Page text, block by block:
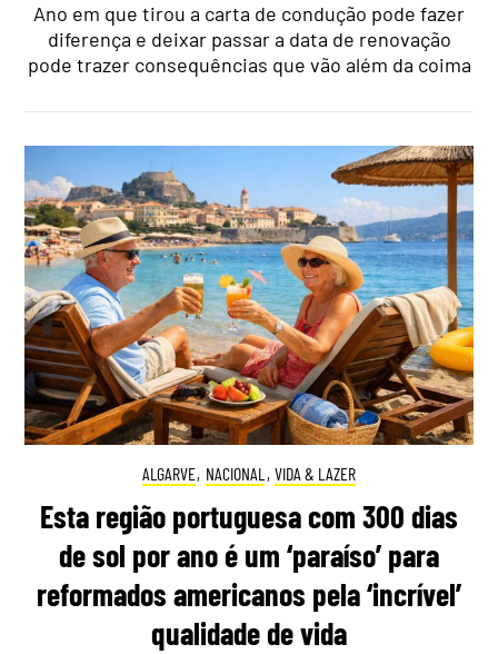
Ano em que tirou a carta de condução pode fazer
diferença e deixar passar a data de renovação
pode trazer consequências que vão além da coima
ALGARVE, NACIONAL , VIDA & LAZER
Esta região portuguesa com 300 dias
de sol por ano é um ‘paraíso’ para
reformados americanos pela ‘incrível’
qualidade de vida